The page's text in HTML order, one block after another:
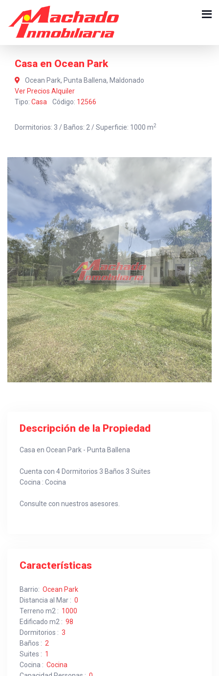
Casa en Ocean Park
Ocean Park, Punta Ballena, Maldonado
Ver Precios Alquiler
Tipo: Casa Código: 12566
Dormitorios: 3 / Baños: 2 / Superficie: 1000 m2
Descripción de la Propiedad
Casa en Ocean Park - Punta Ballena
Cuenta con 4 Dormitorios 3 Baños 3 Suites
Cocina : Cocina
Consulte con nuestros asesores.
Características
Barrio: Ocean Park
Distancia al Mar : 0
Terreno m2 : 1000
Edificado m2 : 98
Dormitorios : 3
Baños : 2
Suites : 1
Cocina : Cocina